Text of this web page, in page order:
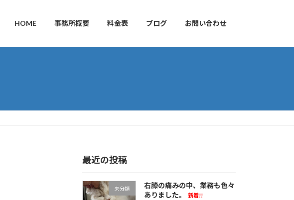
HOME 事務所概要 料金表 ブログ お問い合わせ
最近の投稿
未分類
右膝の痛みの中、業務も色々
ありました。
新着!!